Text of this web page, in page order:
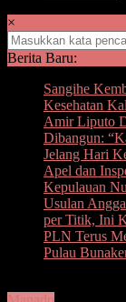
×
Berita Baru:
Sangihe
Kesehatan
Amir Liputo
Dibangun:
Jelang Hari
Apel dan
Kepulauan
Usulan
per Titik, Ini
PLN Terus
Pulau